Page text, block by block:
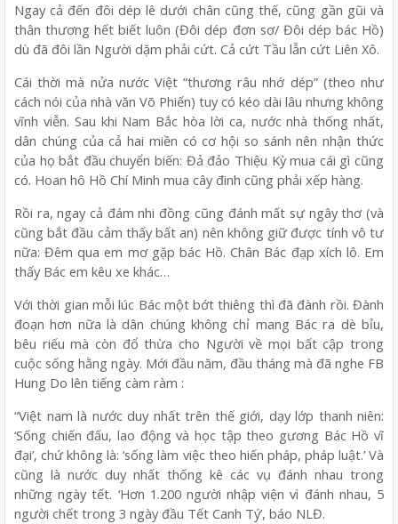
Ngay cả đến đôi dép lê dưới chân cũng thế, cũng gần gũi và
thân thương hết biết luôn (Đôi dép đơn sơ/ Đôi dép bác Hồ)
dù đã đôi lần Người dặm phải cứt. Cả cứt Tầu lẫn cứt Liên Xô.
Cái thời mà nửa nước Việt “thương râu nhớ dép” (theo như
cách nói của nhà văn Võ Phiến) tuy có kéo dài lâu nhưng không
vĩnh viễn. Sau khi Nam Bắc hòa lời ca, nước nhà thống nhất,
dân chúng của cả hai miền có cơ hội so sánh nên nhận thức
của họ bắt đầu chuyển biến: Đả đảo Thiệu Kỳ mua cái gì cũng
có. Hoan hô Hồ Chí Minh mua cây đinh cũng phải xếp hàng.
Rồi ra, ngay cả đám nhi đồng cũng đánh mất sự ngây thơ (và
cũng bắt đầu cảm thấy bất an) nên không giữ được tính vô tư
nữa: Đêm qua em mơ gặp bác Hồ. Chân Bác đạp xích lô. Em
thấy Bác em kêu xe khác…
Với thời gian mỗi lúc Bác một bớt thiêng thì đã đành rồi. Đành
đoạn hơn nữa là dân chúng không chỉ mang Bác ra dè bỉu,
bêu riếu mà còn đổ thừa cho Người về mọi bất cập trong
cuộc sống hằng ngày. Mới đầu năm, đầu tháng mà đã nghe FB
Hung Do lên tiếng càm ràm :
“Việt nam là nước duy nhất trên thế giới, dạy lớp thanh niên:
‘Sống chiến đấu, lao động và học tập theo gương Bác Hồ vĩ
đại’, chứ không là: ‘sống làm việc theo hiến pháp, pháp luật.’ Và
cũng là nước duy nhất thống kê các vụ đánh nhau trong
những ngày tết. ‘Hơn 1.200 người nhập viện vì đánh nhau, 5
người chết trong 3 ngày đầu Tết Canh Tý’, báo NLĐ.